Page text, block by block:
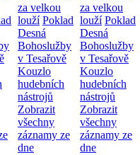
za velkou
louží Poklad
Desná
Bohoslužby
v Tesařově
Kouzlo
hudebních
nástrojů
Zobrazit
všechny
záznamy ze
dne
za velkou
louží Poklad
Desná
Bohoslužby
v Tesařově
Kouzlo
hudebních
nástrojů
Zobrazit
všechny
záznamy ze
dne